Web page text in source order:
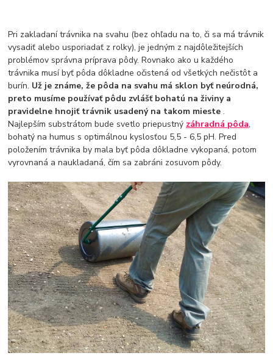
Pri zakladaní trávnika na svahu (bez ohľadu na to, či sa má trávnik
vysadiť alebo usporiadať z rolky), je jedným z najdôležitejších
problémov správna príprava pôdy. Rovnako ako u každého
trávnika musí byť pôda dôkladne očistená od všetkých nečistôt a
burín. Už je známe, že pôda na svahu má sklon byť neúrodná,
preto musíme používať pôdu zvlášť bohatú na živiny a
pravidelne hnojiť trávnik usadený na takom mieste.
Najlepším substrátom bude svetlo priepustný záhradná pôda,
bohatý na humus s optimálnou kyslosťou 5,5 - 6,5 pH. Pred
položením trávnika by mala byť pôda dôkladne vykopaná, potom
vyrovnaná a naukladaná, čím sa zabráni zosuvom pôdy.